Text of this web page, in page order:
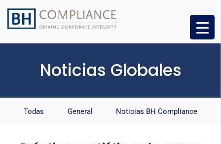
Noticias Globales
Todas General Noticias BH Compliance